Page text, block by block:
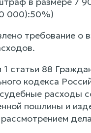
000):50%)
требование о
1 статьи 88
кодекса
расходы
пошлины и